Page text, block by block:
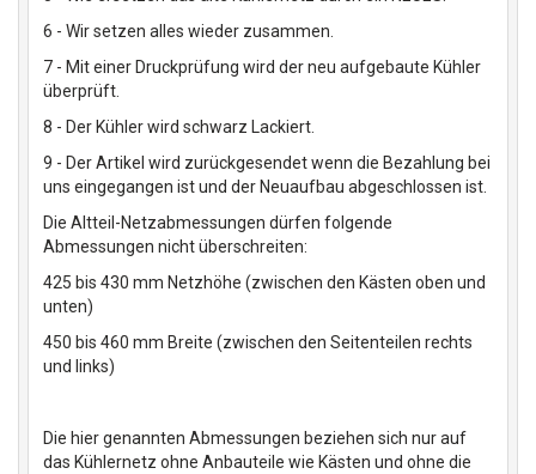
6 - Wir setzen alles wieder zusammen.
7 - Mit einer Druckprüfung wird der neu aufgebaute Kühler
überprüft.
8 - Der Kühler wird schwarz Lackiert.
9 - Der Artikel wird zurückgesendet wenn die Bezahlung bei
uns eingegangen ist und der Neuaufbau abgeschlossen ist.
Die Altteil-Netzabmessungen dürfen folgende
Abmessungen nicht überschreiten:
425 bis 430 mm Netzhöhe (zwischen den Kästen oben und
unten)
450 bis 460 mm Breite (zwischen den Seitenteilen rechts
und links)
Die hier genannten Abmessungen beziehen sich nur auf
das Kühlernetz ohne Anbauteile wie Kästen und ohne die